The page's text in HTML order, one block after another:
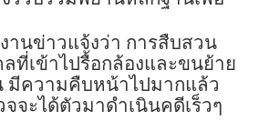
านข่าวแจ้งว่า การสืบสวน
ที่เข้าไปรื้อกล้องและขนย้าย
มีความคืบหน้าไปมากแล้ว
จะได้ตัวมาดำเนินคดีเร็วๆ